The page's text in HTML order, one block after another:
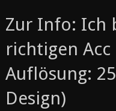
Zur Info: Ich
richtigen
Auflösung:
Design)